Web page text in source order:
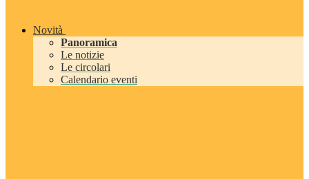
Novità
Panoramica
Le notizie
Le circolari
Calendario eventi